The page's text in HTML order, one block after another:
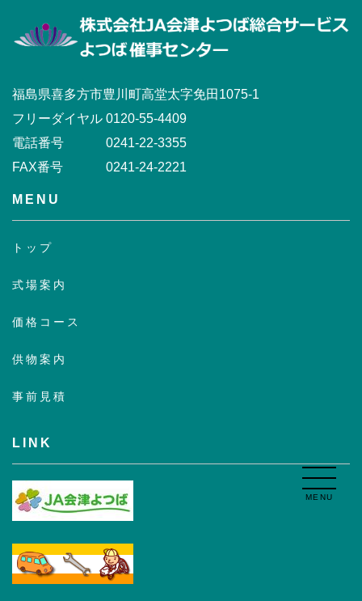
MENU
福島県喜多方市豊川町高堂太字免田1075-1
フリーダイヤル 0120-55-4409
電話番号
0241-22-3355
FAX番号
0241-24-2221
MENU
トップ
式場案内
価格コース
供物案内
事前見積
LINK